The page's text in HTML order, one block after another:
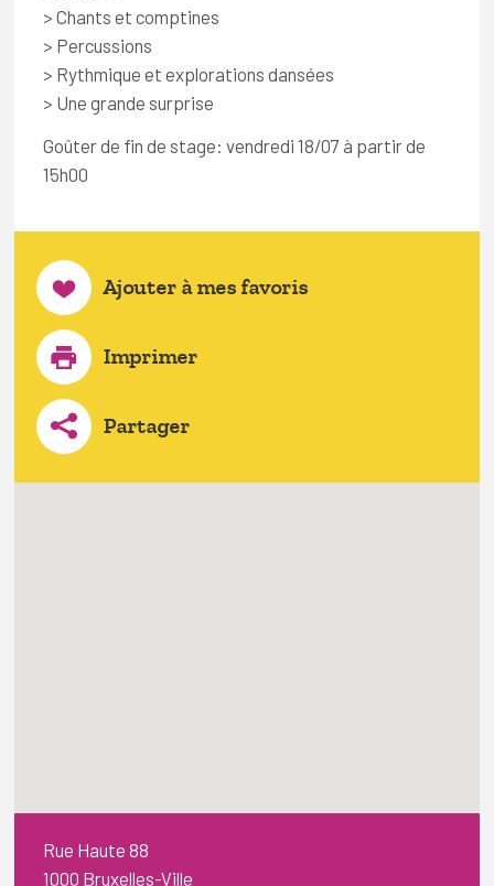
> Chants et comptines
> Percussions
> Rythmique et explorations dansées
> Une grande surprise
Goûter de fin de stage: vendredi 18/07 à partir de
15h00
Ajouter à mes favoris
Imprimer
Partager
Rue Haute 88
1000 Bruxelles-Ville